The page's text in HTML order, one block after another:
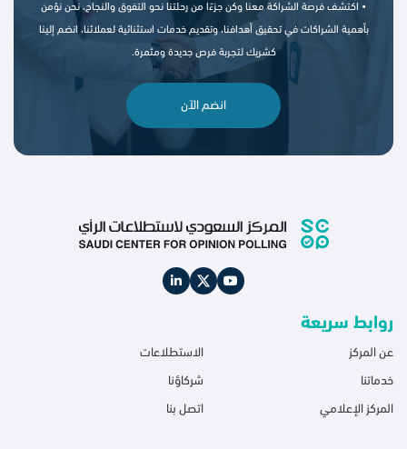
• اكتشف فرصة الشراكة معنا وكن جزءًا من رحلتنا نحو التفوق والنجاح، نحن نؤمن
بأهمية الشراكات في تحقيق أهدافنا، وتقديم خدمات استثنائية لعملائنا، انضم إلينا
كشريك لتجربة فرص جديدة ومثمرة.
انضم الآن
روابط سريعة
عن المركز الاستطلاعات
خدماتنا شركاؤنا
المركز الإعلامي اتصل بنا